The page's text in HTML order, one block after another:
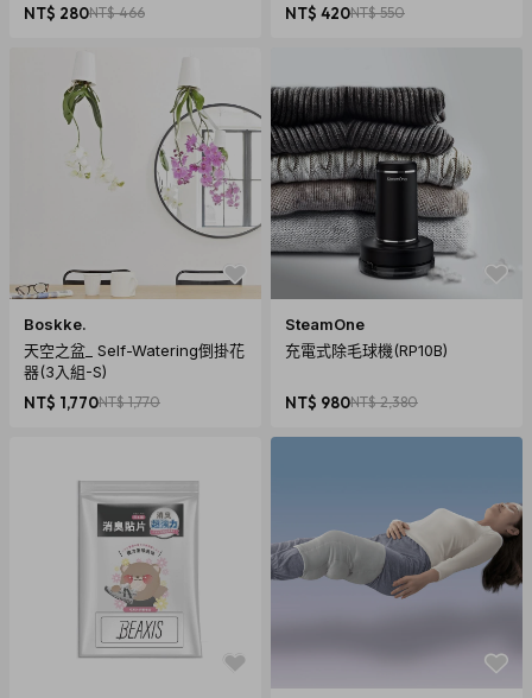
NT$ 280NT$ 466 NT$ 420NT$ 550
Boskke.
天空之盆_ Self-Watering倒掛花
器(3入組-S)
NT$ 1,770NT$ 1,770
SteamOne
充電式除毛球機(RP10B)
NT$ 980NT$ 2,380